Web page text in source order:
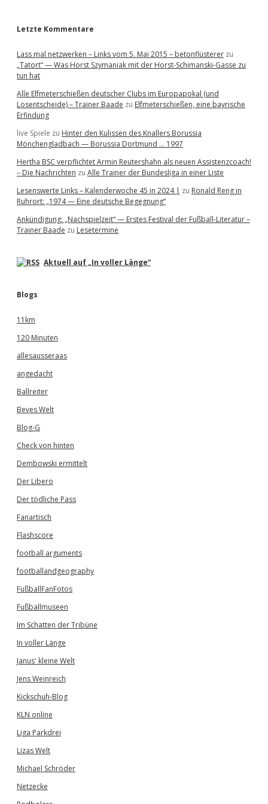
Letzte Kommentare
Lass mal netzwerken – Links vom 5. Mai 2015 – betonflüsterer zu
„Tatort“ — Was Horst Szymaniak mit der Horst-Schimanski-Gasse zu
tun hat
Alle Elfmeterschießen deutscher Clubs im Europapokal (und
Losentscheide) – Trainer Baade zu Elfmeterschießen, eine bayrische
Erfindung
live Spiele zu Hinter den Kulissen des Knallers Borussia
Mönchengladbach — Borussia Dortmund … 1997
Hertha BSC verpflichtet Armin Reutershahn als neuen Assistenzcoach!
– Die Nachrichten zu Alle Trainer der Bundesliga in einer Liste
Lesenswerte Links – Kalenderwoche 45 in 2024 | zu Ronald Reng in
Ruhrort: „1974 — Eine deutsche Begegnung“
Ankündigung: „Nachspielzeit“ — Erstes Festival der Fußball-Literatur –
Trainer Baade zu Lesetermine
Aktuell auf „In voller Länge“
Blogs
11km
120 Minuten
allesausseraas
angedacht
Ballreiter
Beves Welt
Blog-G
Check von hinten
Dembowski ermittelt
Der Libero
Der tödliche Pass
Fanartisch
Flashscore
football arguments
footballandgeography
FußballFanFotos
Fußballmuseen
Im Schatten der Tribüne
In voller Länge
Janus' kleine Welt
Jens Weinreich
Kickschuh-Blog
KLN online
Liga Parkdrei
Lizas Welt
Michael Schröder
Netzecke